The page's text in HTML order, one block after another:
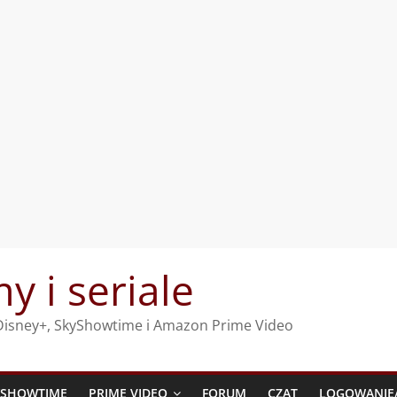
i seriale
SkyShowtime i Amazon Prime Video
PRIME VIDEO FORUM CZAT